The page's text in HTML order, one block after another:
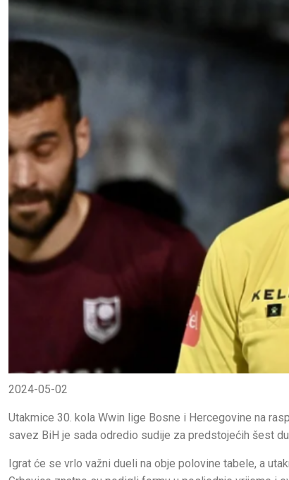
2024-05-02
Utakmice 30. kola Wwin lige Bosne i Hercegovine na
savez BiH je sada odredio sudije za predstojećih šest
Igrat će se vrlo važni dueli na obje polovine tabele, a